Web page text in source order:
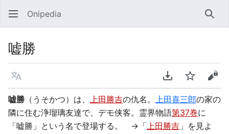
Onipedia 検索
嘘勝
言語 PDFをダウンロ
ウォッチソ
嘘勝 （うそかつ）は、 上田勝吉の仇名。 上田喜三郎の家の
隣に住む浄瑠璃友達で、デモ侠客。霊界物語第37巻に
「嘘勝」という名で登場する。 →「上田勝吉 」を見よ